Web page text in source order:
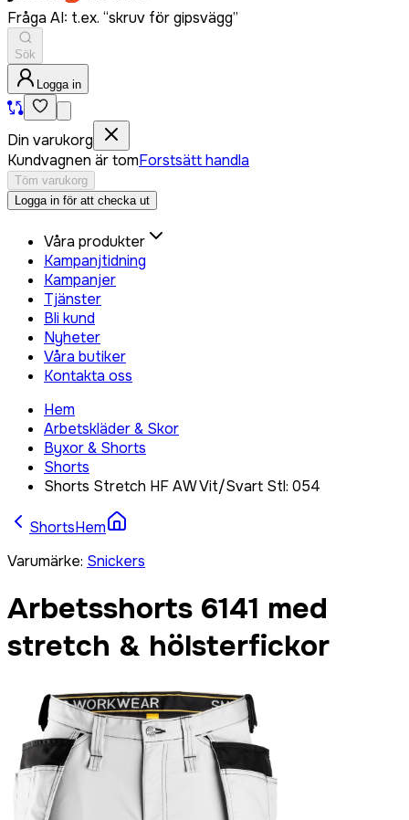
Fråga AI: t.ex. “skruv för gipsvägg”
Sök
Logga in
Din varukorg
Kundvagnen är tomForstsätt handla
Töm varukorg
Logga in för att checka ut
Våra produkter
Kampanjtidning
Kampanjer
Tjänster
Bli kund
Nyheter
Våra butiker
Kontakta oss
Hem
Arbetskläder & Skor
Byxor & Shorts
Shorts
Shorts Stretch HF AW Vit/Svart Stl: 054
ShortsHem
Varumärke: Snickers
Arbetsshorts 6141 med
stretch & hölsterfickor